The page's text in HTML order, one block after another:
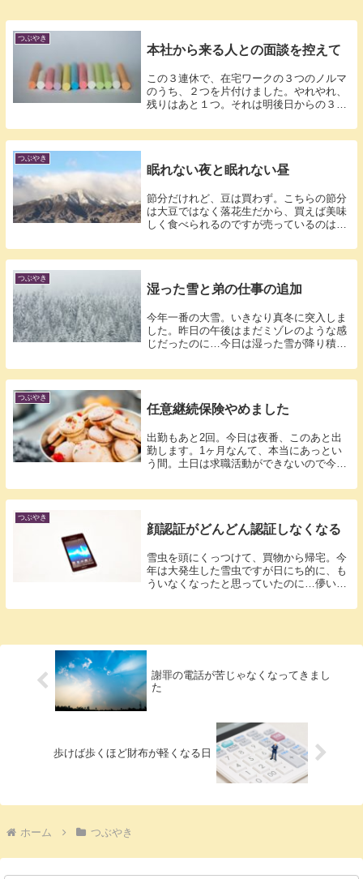
つぶやき
本社から来る人との面談を控えて
この３連休で、在宅ワークの３つのノルマ
のうち、２つを片付けました。やれやれ、
残りはあと１つ。それは明後日からの３連
つぶやき
眠れない夜と眠れない昼
節分だけれど、豆は買わず。こちらの節分
は大豆ではなく落花生だから、買えば美味
しく食べられるのですが売っているのは大
つぶやき
湿った雪と弟の仕事の追加
今年一番の大雪。いきなり真冬に突入しま
した。昨日の午後はまだミゾレのような感
じだったのに…今日は湿った雪が降り積も
つぶやき
任意継続保険やめました
出勤もあと2回。今日は夜番、このあと出
勤します。1ヶ月なんて、本当にあっとい
う間。土日は求職活動ができないので今日
つぶやき
顔認証がどんどん認証しなくなる
雪虫を頭にくっつけて、買物から帰宅。今
年は大発生した雪虫ですが日にち的に、も
ういなくなったと思っていたのに…儚い命
謝罪の電話が苦じゃなくなってきまし
た
歩けば歩くほど財布が軽くなる日
ホーム つぶやき